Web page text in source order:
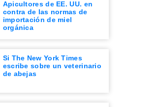
Apicultores de EE. UU. en
contra de las normas de
importación de miel
orgánica
Si The New York Times
escribe sobre un veterinario
de abejas